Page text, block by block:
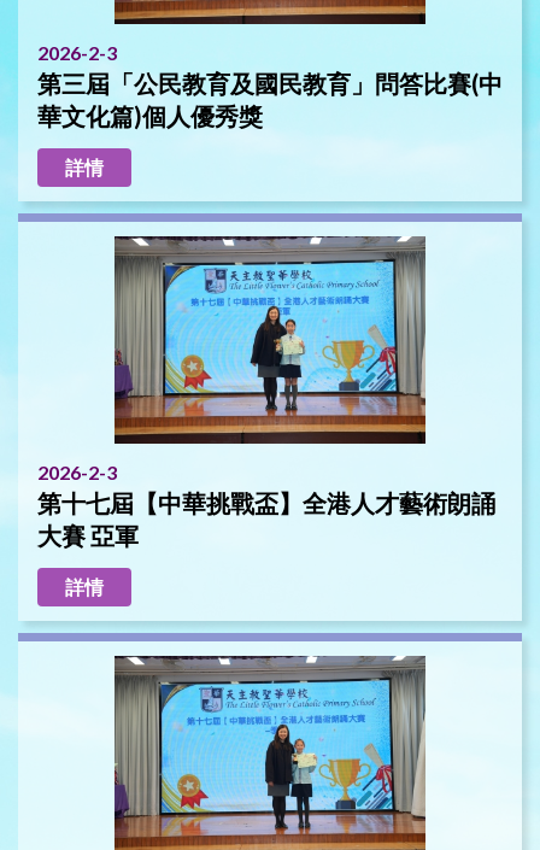
2026-2-3
第三屆「公民教育及國民教育」問答比賽(中
華文化篇)個人優秀獎
詳情
2026-2-3
第十七屆【中華挑戰盃】全港人才藝術朗誦
大賽 亞軍
詳情